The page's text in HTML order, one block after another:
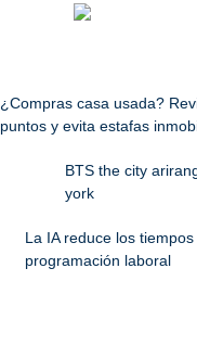
¿Compras casa usada?
puntos y evita estafas
BTS the city
york
La IA reduce los tiempos
programación laboral